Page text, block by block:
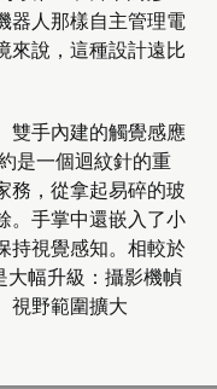
器人那樣自主管理電
來說，這種設計遠比
雙手內建的觸覺感應
是一個迴紋針的重
務，從拿起易碎的玻
。手掌中還嵌入了小
持視覺感知。相較於
幅升級：攝影機幀
視野範圍擴大